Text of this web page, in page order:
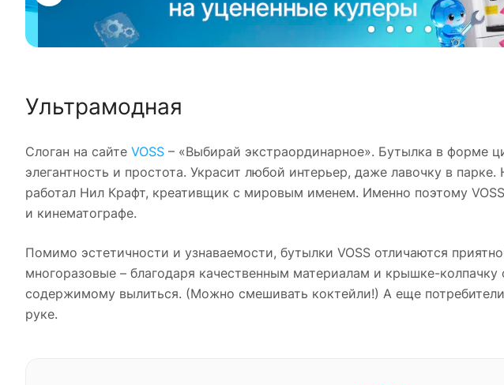
Ультрамодная
Слоган на сайте VOSS – «Выбирай экстраординарное». Бутылка в форме
элегантность и простота. Украсит любой интерьер, даже лавочку в
работал Нил Крафт, креативщик с мировым именем. Именно поэтому
и кинематографе.
Помимо эстетичности и узнаваемости, бутылки VOSS отличаются
многоразовые – благодаря качественным материалам и крышке-
содержимому вылиться. (Можно смешивать коктейли!) А еще
руке.